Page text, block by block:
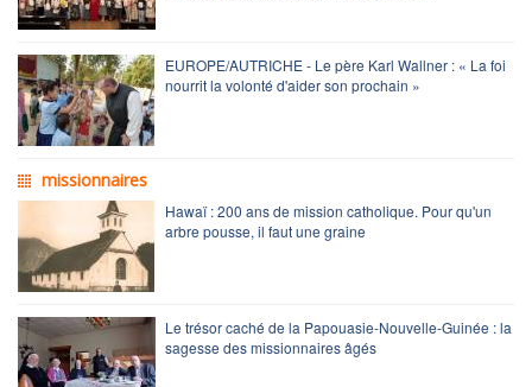
EUROPE/AUTRICHE - Le père Karl Wallner : « La foi
nourrit la volonté d'aider son prochain »
missionnaires
Hawaï : 200 ans de mission catholique. Pour qu'un
arbre pousse, il faut une graine
Le trésor caché de la Papouasie-Nouvelle-Guinée : la
sagesse des missionnaires âgés